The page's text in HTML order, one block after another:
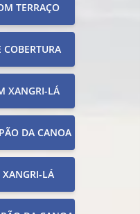
TERRAÇO
XANGRI-LÁ
DA CANOA
XANGRI-LÁ